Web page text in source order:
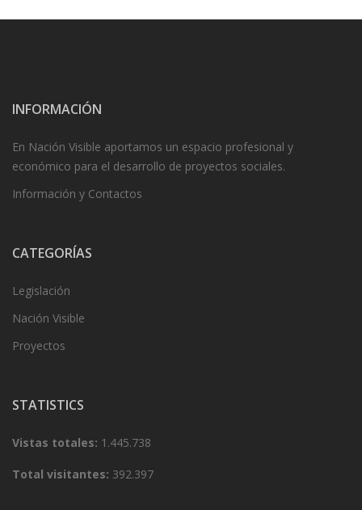
INFORMACIÓN
En Nación Visible aportamos un espacio profesional y
económico para el desarrollo de proyectos sociales.
Información y Contactos
CATEGORÍAS
Legislación
Nación Visible
Proyectos
STATISTICS
Vistas totales: 1.445.738
Total visitantes: 392.397